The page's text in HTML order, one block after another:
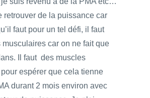
retrouver de la puissance car
faut pour un tel défi, il faut
musculaires car on ne fait que
Il faut des muscles
espérer que cela tienne
durant 2 mois environ avec